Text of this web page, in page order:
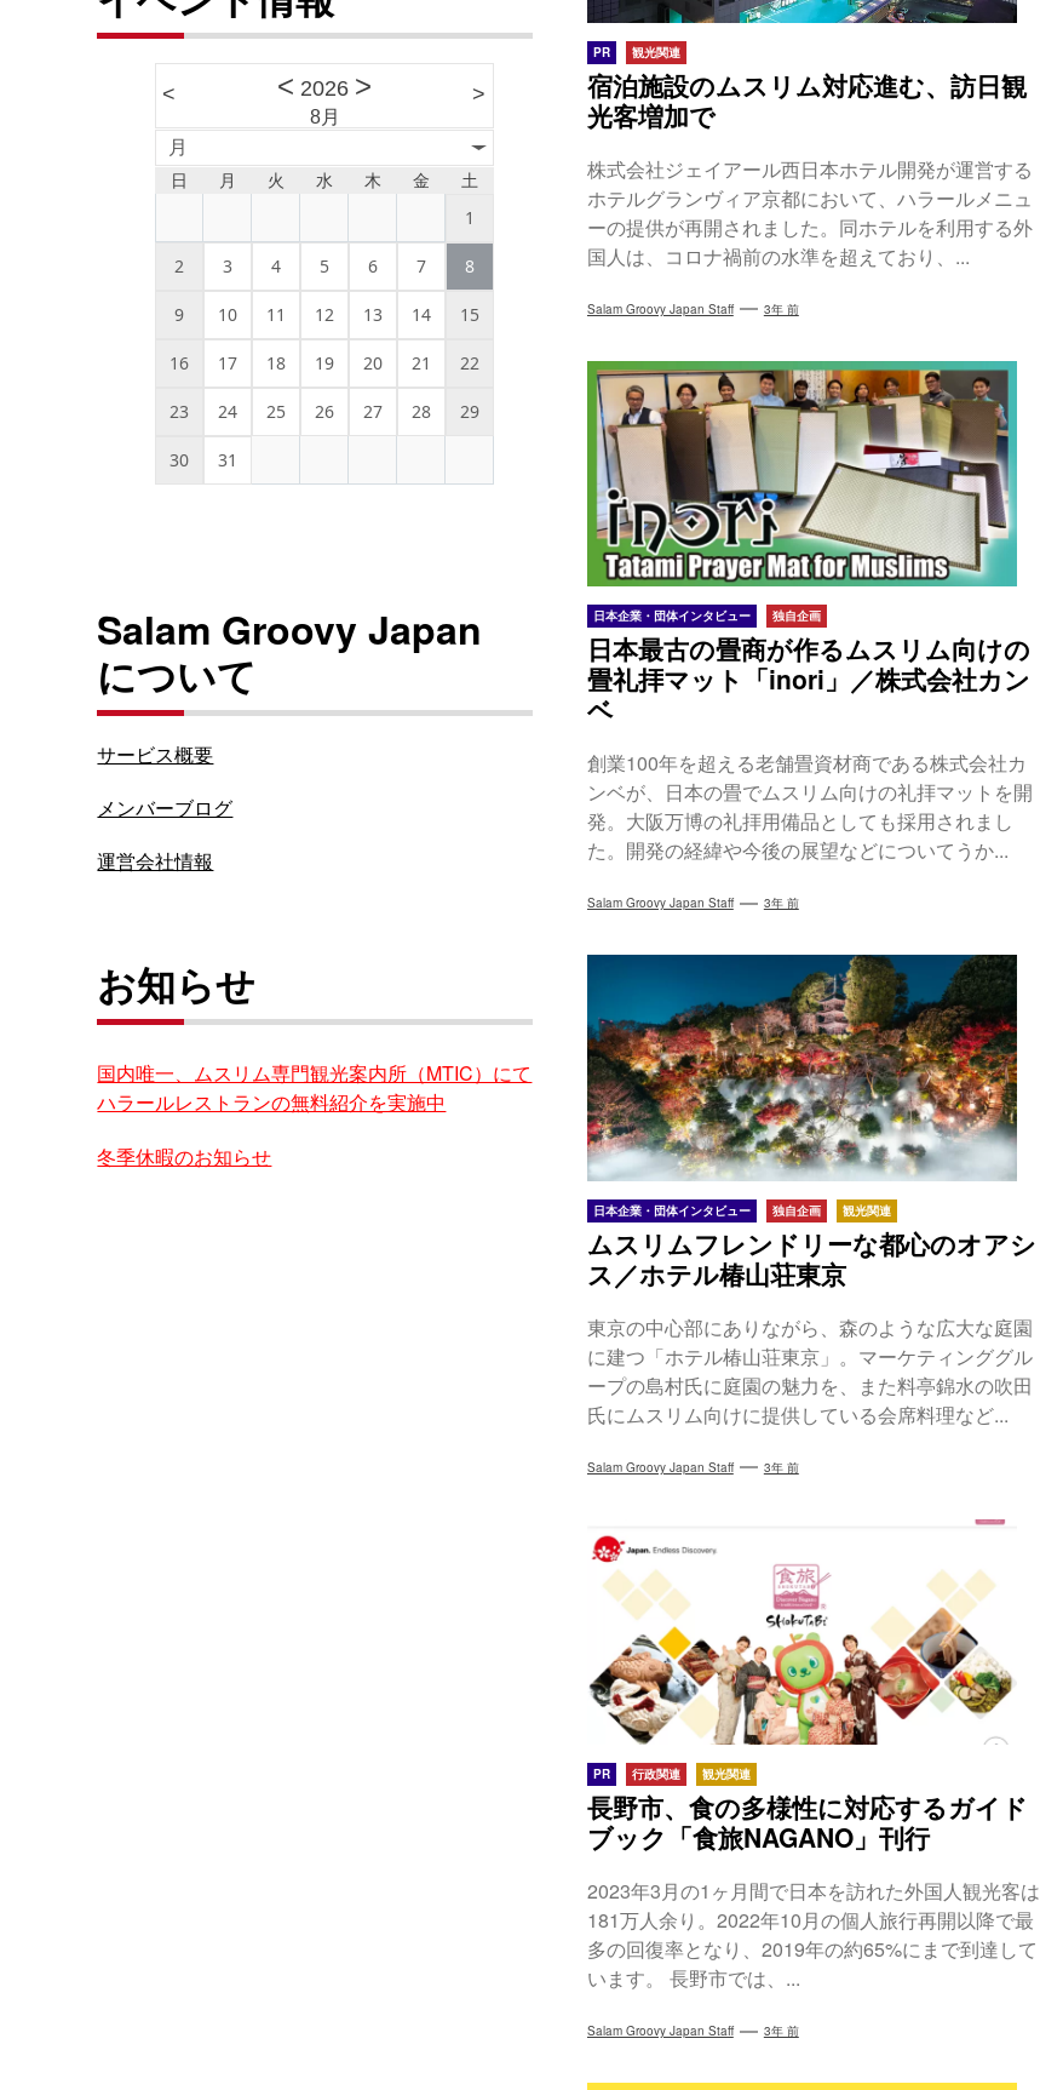
PR 観光関連
宿泊施設のムスリム対応進む、訪日観
光客増加で
​株式会社ジェイアール西日本ホテル開発が運営する
ホテルグランヴィア京都​において、ハラールメニュ
ーの提供が再開されました。同ホテルを利用する外
国人は、コロナ禍前の水準を超えており、...
Salam Groovy Japan Staff 3年 前
日本企業・団体インタビュー 独自企画
日本最古の畳商が作るムスリム向けの
畳礼拝マット「inori」／株式会社カン
ベ
創業100年を超える老舗畳資材商である株式会社カ
ンベが、日本の畳でムスリム向けの礼拝マットを開
発。大阪万博の礼拝用備品としても採用されまし
た。開発の経緯や今後の展望などについてうか...
Salam Groovy Japan Staff 3年 前
日本企業・団体インタビュー 独自企画 観光関連
ムスリムフレンドリーな都心のオアシ
ス／ホテル椿山荘東京
東京の中心部にありながら、森のような広大な庭園
に建つ「ホテル椿山荘東京」。マーケティンググル
ープの島村氏に庭園の魅力を、また料亭錦水の吹田
氏にムスリム向けに提供している会席料理など...
Salam Groovy Japan Staff 3年 前
PR 行政関連 観光関連
長野市、食の多様性に対応するガイド
ブック「食旅NAGANO」刊行
2023年3月の1ヶ月間で日本を訪れた外国人観光客は
181万人余り。2022年10月の個人旅行再開以降で最
多の回復率となり、2019年の約65%にまで到達して
います。 長野市では、...
Salam Groovy Japan Staff 3年 前
< < 2026 >
8月
>
月
日 月 火 水 木 金 土
1
2 3 4 5 6 7 8
9 10 11 12 13 14 15
16 17 18 19 20 21 22
23 24 25 26 27 28 29
30 31
Salam Groovy Japan
について
サービス概要
メンバーブログ
運営会社情報
お知らせ
国内唯一、ムスリム専門観光案内所（MTIC）にて
ハラールレストランの無料紹介を実施中
冬季休暇のお知らせ